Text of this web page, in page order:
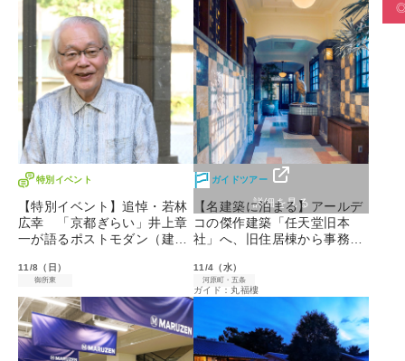
特別イベント
【特別イベント】追悼・若林
広幸 「京都ぎらい」井上章
一が語るポストモダン（建
11/8（日）
御所東
◎
詳細を見る
ガイドツアー
【名建築に泊まる】アールデ
コの傑作建築「任天堂旧本
社」へ、旧住居棟から事務所
11/4（水）
河原町・五条
ガイド：丸福樓